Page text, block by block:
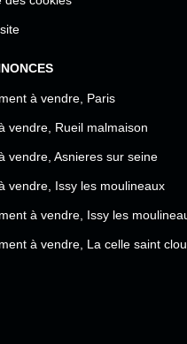
à vendre, Paris
vendre, Rueil malmaison
vendre, Asnieres sur seine
vendre, Issy les moulineaux
à vendre, Issy les
à vendre, La celle saint